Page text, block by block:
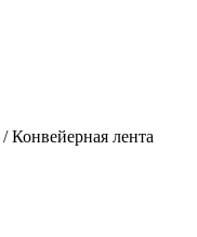
/ Конвейерная лента